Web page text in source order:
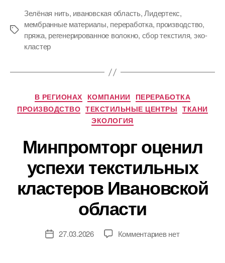
Метки
Зелёная нить, ивановская область,Лидертекс,
мембранные материалы, переработка, производство,
пряжа, регенерированное волокно, сбор текстиля, эко-
кластер
Рубрики
В РЕГИОНАХ КОМПАНИИ ПЕРЕРАБОТКА
ПРОИЗВОДСТВО ТЕКСТИЛЬНЫЕ ЦЕНТРЫ ТКАНИ
ЭКОЛОГИЯ
Минпромторг оценил
успехи текстильных
кластеров Ивановской
области
Дата27.03.2026 Комментариевк
нет